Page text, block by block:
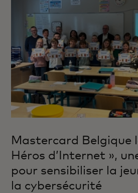
Mastercard Belgique
Héros d’Internet »,
pour sensibiliser la
la cybersécurité